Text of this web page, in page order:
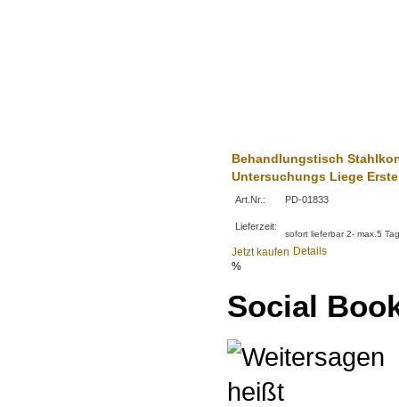
Behandlungstisch
Untersuchungs Liege
Art.Nr.: PD-01833
Lieferzeit:
sofort lieferbar 2- max.5
Jetzt kaufen Details
%
Social